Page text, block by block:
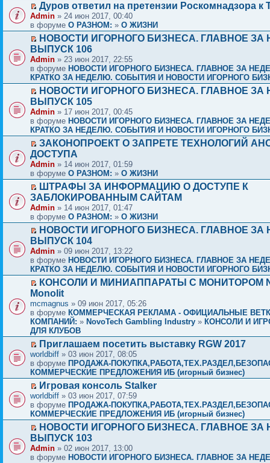
Дуров ответил на претензии Роскомнадзора к
Admin » 24 июн 2017, 00:40
в форуме О РАЗНОМ: » О ЖИЗНИ
НОВОСТИ ИГОРНОГО БИЗНЕСА. ГЛАВНОЕ ЗА
ВЫПУСК 106
Admin » 23 июн 2017, 22:55
в форуме НОВОСТИ ИГОРНОГО БИЗНЕСА. ГЛАВНОЕ ЗА
КРАТКО ЗА НЕДЕЛЮ. СОБЫТИЯ И НОВОСТИ ИГОРНОГО
НОВОСТИ ИГОРНОГО БИЗНЕСА. ГЛАВНОЕ ЗА
ВЫПУСК 105
Admin » 17 июн 2017, 00:45
в форуме НОВОСТИ ИГОРНОГО БИЗНЕСА. ГЛАВНОЕ ЗА
КРАТКО ЗА НЕДЕЛЮ. СОБЫТИЯ И НОВОСТИ ИГОРНОГО
ЗАКОНОПРОЕКТ О ЗАПРЕТЕ ТЕХНОЛОГИЙ
ДОСТУПА
Admin » 14 июн 2017, 01:59
в форуме О РАЗНОМ: » О ЖИЗНИ
ШТРАФЫ ЗА ИНФОРМАЦИЮ О ДОСТУПЕ К
ЗАБЛОКИРОВАННЫМ САЙТАМ
Admin » 14 июн 2017, 01:47
в форуме О РАЗНОМ: » О ЖИЗНИ
НОВОСТИ ИГОРНОГО БИЗНЕСА. ГЛАВНОЕ ЗА
ВЫПУСК 104
Admin » 09 июн 2017, 13:22
в форуме НОВОСТИ ИГОРНОГО БИЗНЕСА. ГЛАВНОЕ ЗА
КРАТКО ЗА НЕДЕЛЮ. СОБЫТИЯ И НОВОСТИ ИГОРНОГО
КОНСОЛИ И МИНИАППАРАТЫ С МОНИТОРОМ
Monolit
mcmagnus » 09 июн 2017, 05:26
в форуме КОММЕРЧЕСКАЯ РЕКЛАМА - ОФИЦИАЛЬНЫЕ
КОМПАНИЙ: » NovoTech Gambling Industry » КОНСОЛИ И
ДЛЯ КЛУБОВ
Приглашаем посетить выставку RGW 2017
worldbiff » 03 июн 2017, 08:05
в форуме ПРОДАЖА-
КОММЕРЧЕСКИЕ ПРЕДЛОЖЕНИЯ ИБ (игорный бизнес)
Игровая консоль Stalker
worldbiff » 03 июн 2017, 07:59
в форуме ПРОДАЖА-
КОММЕРЧЕСКИЕ ПРЕДЛОЖЕНИЯ ИБ (игорный бизнес)
НОВОСТИ ИГОРНОГО БИЗНЕСА. ГЛАВНОЕ ЗА
ВЫПУСК 103
Admin » 02 июн 2017, 13:00
в форуме НОВОСТИ ИГОРНОГО БИЗНЕСА. ГЛАВНОЕ ЗА